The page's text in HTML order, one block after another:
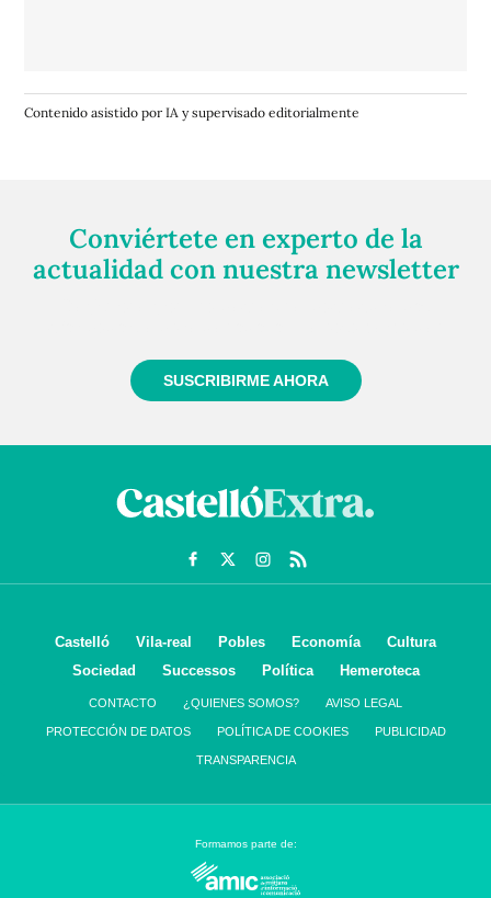
Contenido asistido por IA y supervisado editorialmente
Conviértete en experto de la
actualidad con nuestra newsletter
SUSCRIBIRME AHORA
Castelló Vila-real Pobles Economía
Cultura
Sociedad
Successos Política Hemeroteca
CONTACTO ¿QUIENES SOMOS? AVISO LEGAL
PROTECCIÓN DE DATOS POLÍTICA DE COOKIES PUBLICIDAD
TRANSPARENCIA
Formamos parte de: